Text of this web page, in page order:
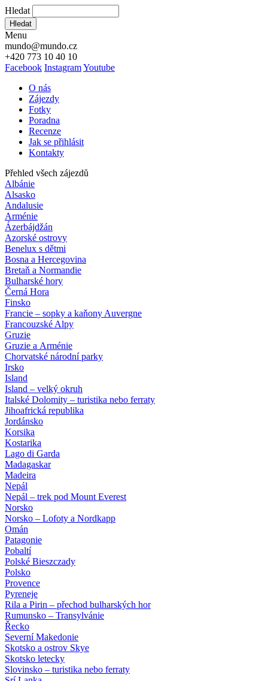
Hledat
Hledat
Menu
mundo@mundo.cz
+420 773 10 40 10
Facebook InstagramYoutube
O nás
Zájezdy
Fotky
Poradna
Recenze
Jak se přihlásit
Kontakty
Přehled všech zájezdů
Albánie
Alsasko
Andalusie
Arménie
Ázerbájdžán
Azorské ostrovy
Benelux s dětmi
Bosna a Hercegovina
Bretaň a Normandie
Bulharské hory
Černá Hora
Finsko
Francie – sopky a kaňony Auvergne
Francouzské Alpy
Gruzie
Gruzie a Arménie
Chorvatské národní parky
Irsko
Island
Island – velký okruh
Italské Dolomity – turistika nebo ferraty
Jihoafrická republika
Jordánsko
Korsika
Kostarika
Lago di Garda
Madagaskar
Madeira
Nepál
Nepál – trek pod Mount Everest
Norsko
Norsko – Lofoty a Nordkapp
Omán
Patagonie
Pobaltí
Polské Bieszczady
Polsko
Provence
Pyreneje
Rila a Pirin – přechod bulharských hor
Rumunsko – Transylvánie
Řecko
Severní Makedonie
Skotsko a ostrov Skye
Skotsko letecky
Slovinsko – turistika nebo ferraty